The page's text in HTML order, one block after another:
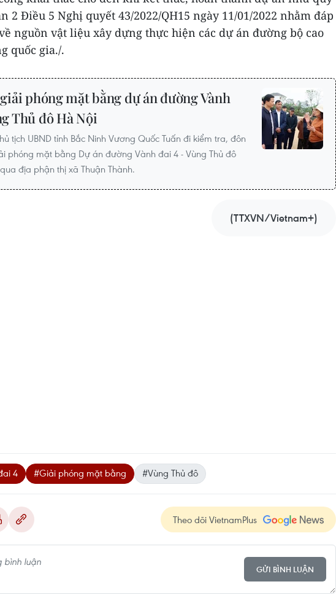
2 Điều 5 Nghị quyết 43/2022/QH15 ngày 11/01/2022 nhằm đáp
nguồn vật liệu xây dựng thực hiện các dự án đường bộ cao
quốc gia./.
phóng mặt bằng dự án đường Vành
Thủ đô Hà Nội
tịch UBND tỉnh Bắc Ninh Vương Quốc Tuấn đi kiểm tra, đôn
phóng mặt bằng Dự án đường Vành đai 4 - Vùng Thủ đô
địa phận thị xã Thuận Thành.
(TTXVN/Vietnam+)
4 #Giải phóng mặt bằng #Vùng Thủ đô
Theo dõi VietnamPlus
GỬI BÌNH LUẬN